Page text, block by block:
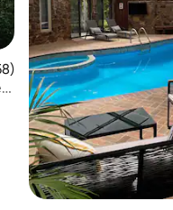
avaliação média de 5,